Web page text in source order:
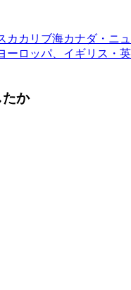
カ カリブ海カナダ・ニュ
ーロッパ、イギリス・英
たか